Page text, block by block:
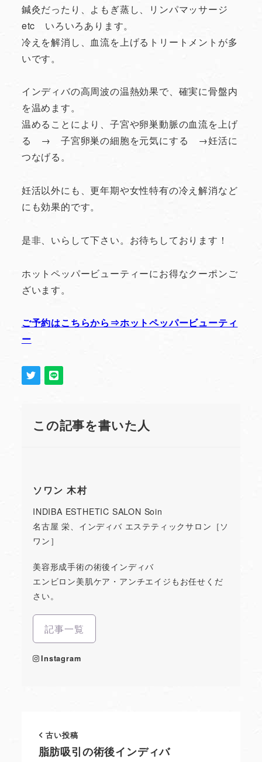
鍼灸だったり、よもぎ蒸し、リンパマッサージ
etc いろいろあります。
冷えを解消し、血流を上げるトリートメントが多
いです。
インディバの高周波の温熱効果で、確実に骨盤内
を温めます。
温めることにより、子宮や卵巣動脈の血流を上げ
る → 子宮卵巣の細胞を元気にする →妊活に
つなげる。
妊活以外にも、更年期や女性特有の冷え解消など
にも効果的です。
是非、いらして下さい。お待ちしております！
ホットペッパービューティーにお得なクーポンご
ざいます。
ご予約はこちらから⇒ホットペッパービューティ
ー
この記事を書いた人
ソワン 木村
INDIBA ESTHETIC SALON Soin
名古屋 栄、インディバ エステティックサロン［ソ
ワン］
美容形成手術の術後インディバ
エンビロン美肌ケア・アンチエイジもお任せくだ
さい。
記事一覧
Instagram
古い投稿
脂肪吸引の術後インディバ